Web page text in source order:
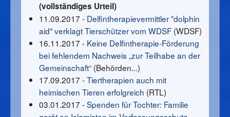
(vollständiges Urteil)
11.09.2017 - Delfintherapievermittler "dolphin
aid" verklagt Tierschützer vom WDSF (WDSF)
16.11.2017 - Keine Delfintherapie-Förderung
bei fehlendem Nachweis „zur Teilhabe an der
Gemeinschaft“ (Behörden...)
17.09.2017 -Tiertherapien auch mit
heimischen Tieren erfolgreich (RTL)
03.01.2017 -Spenden für Tochter: Familie